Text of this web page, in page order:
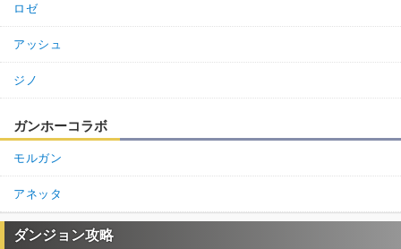
ロゼ
アッシュ
ジノ
ガンホーコラボ
モルガン
アネッタ
ダンジョン攻略